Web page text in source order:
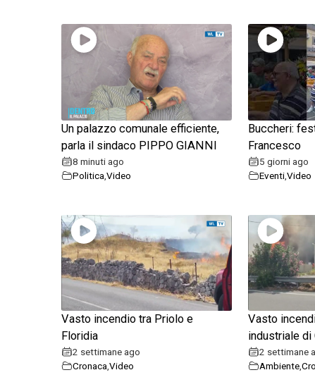
Un palazzo comunale efficiente,
parla il sindaco PIPPO GIANNI
8 minuti ago
Politica Video
Buccheri:
Francesco
5 giorni ago
Eventi,Video
Vasto incendio tra Priolo e
Floridia
2 settimane ago
Cronaca,Video
Vasto
industriale di
2 settimane
Ambiente,